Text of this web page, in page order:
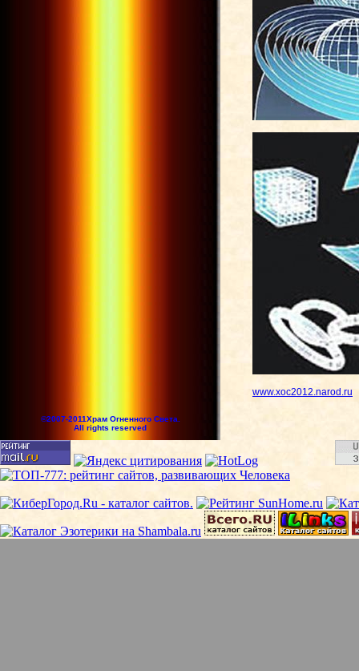
www.xoc2012.narod.ru
©2007-2011Храм Огненного Света.
All rights reserved